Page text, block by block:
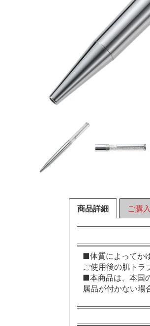
商品詳細 ご購
■体質によってか
ご使用後の肌トラ
■本商品は、本国
属品が付かない場